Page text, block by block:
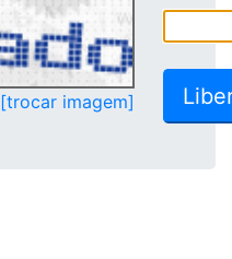
[trocar imagem]